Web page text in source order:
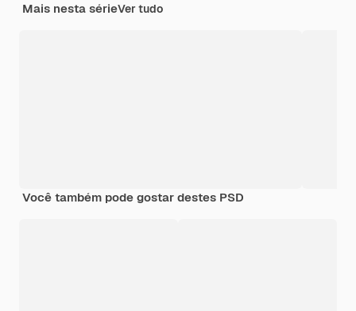
Mais nesta sérieVer tudo
Você também pode gostar destes PSD